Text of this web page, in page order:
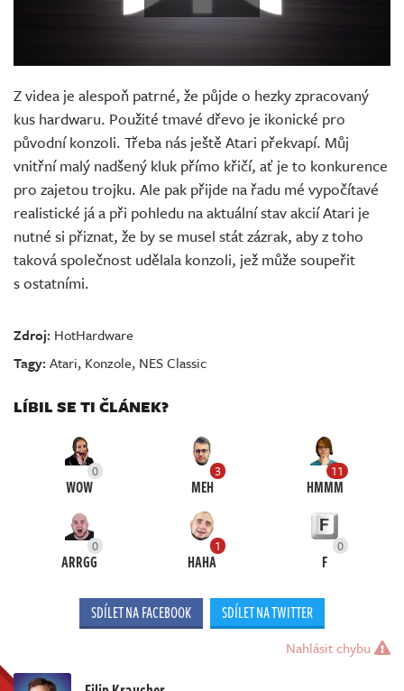
Z videa je alespoň patrné, že půjde o hezky zpracovaný
kus hardwaru. Použité tmavé dřevo je ikonické pro
původní konzoli. Třeba nás ještě Atari překvapí. Můj
vnitřní malý nadšený kluk přímo křičí, ať je to konkurence
pro zajetou trojku. Ale pak přijde na řadu mé vypočítavé
realistické já a při pohledu na aktuální stav akcií Atari je
nutné si přiznat, že by se musel stát zázrak, aby z toho
taková společnost udělala konzoli, jež může soupeřit
s ostatními.
Zdroj: HotHardware
Tagy:Atari, Konzole, NES Classic
LÍBIL SE TI ČLÁNEK?
0
WOW
3
MEH
11
HMMM
0
ARRGG
1
HAHA
0
F
SDÍLET NA FACEBOOK SDÍLET NA TWITTER
Nahlásit chybu